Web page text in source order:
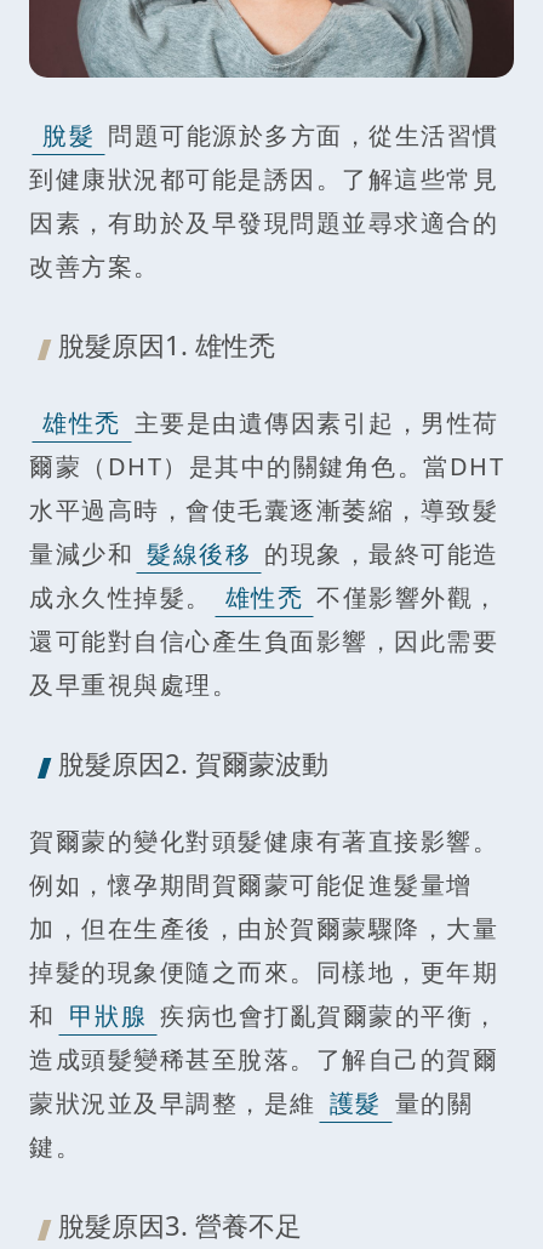
脫髮 問題可能源於多方面，從生活習慣
到健康狀況都可能是誘因。了解這些常見
因素，有助於及早發現問題並尋求適合的
改善方案。
脫髮原因1. 雄性禿
雄性禿 主要是由遺傳因素引起，男性荷
爾蒙（DHT）是其中的關鍵角色。當DHT
水平過高時，會使毛囊逐漸萎縮，導致髮
量減少和 髮線後移 的現象，最終可能造
成永久性掉髮。
雄性禿 不僅影響外觀，
還可能對自信心產生負面影響，因此需要
及早重視與處理。
脫髮原因2. 賀爾蒙波動
賀爾蒙的變化對頭髮健康有著直接影響。
例如，懷孕期間賀爾蒙可能促進髮量增
加，但在生產後，由於賀爾蒙驟降，大量
掉髮的現象便隨之而來。同樣地，更年期
和 甲狀腺 疾病也會打亂賀爾蒙的平衡，
造成頭髮變稀甚至脫落。了解自己的賀爾
蒙狀況並及早調整，是維 護髮 量的關
鍵。
脫髮原因3. 營養不足